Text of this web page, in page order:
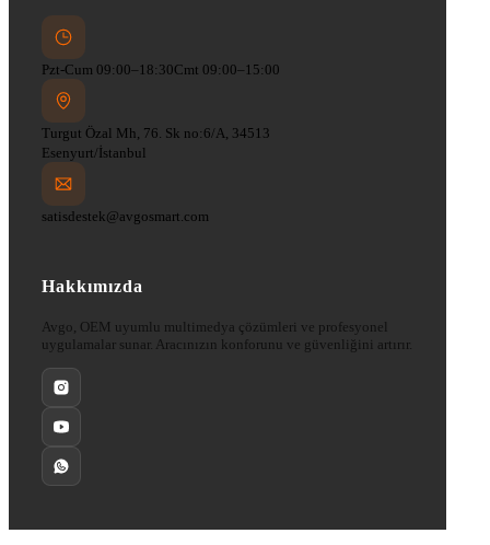
Pzt-Cum 09:00–18:30Cmt 09:00–15:00
Turgut Özal Mh, 76. Sk no:6/A, 34513
Esenyurt/İstanbul
satisdestek@avgosmart.com
Hakkımızda
Avgo, OEM uyumlu multimedya çözümleri ve profesyonel
uygulamalar sunar. Aracınızın konforunu ve güvenliğini artırır.